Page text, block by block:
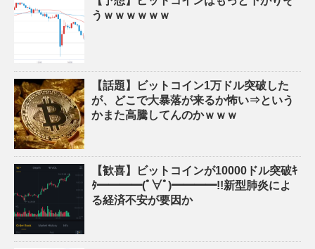
うｗｗｗｗｗｗ
【話題】ビットコイン1万ドル突破した
が、どこで大暴落が来るか怖い⇒という
かまた高騰してんのかｗｗｗ
【歓喜】ビットコインが10000ドル突破ｷ
ﾀ━━━━(ﾟ∀ﾟ)━━━━!!新型肺炎によ
る経済不安が要因か